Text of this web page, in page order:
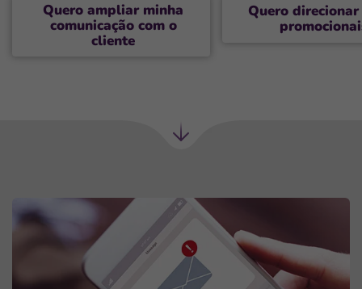
Quero ampliar minha
comunicação com o
cliente
Quero direcionar